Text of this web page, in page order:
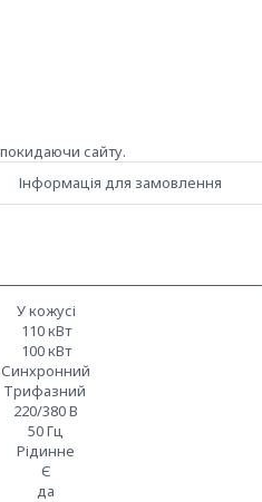
сайту.
Інформація для замовлення
У кожусі
110 кВт
100 кВт
Синхронний
Трифазний
220/380 В
50 Гц
Рідинне
Є
да